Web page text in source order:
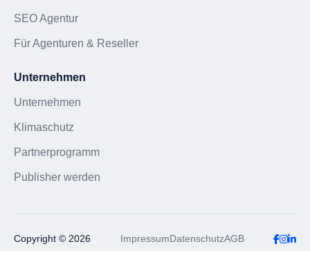
SEO Agentur
Für Agenturen & Reseller
Unternehmen
Unternehmen
Klimaschutz
Partnerprogramm
Publisher werden
Copyright © 2026 ImpressumDatenschutzAGB